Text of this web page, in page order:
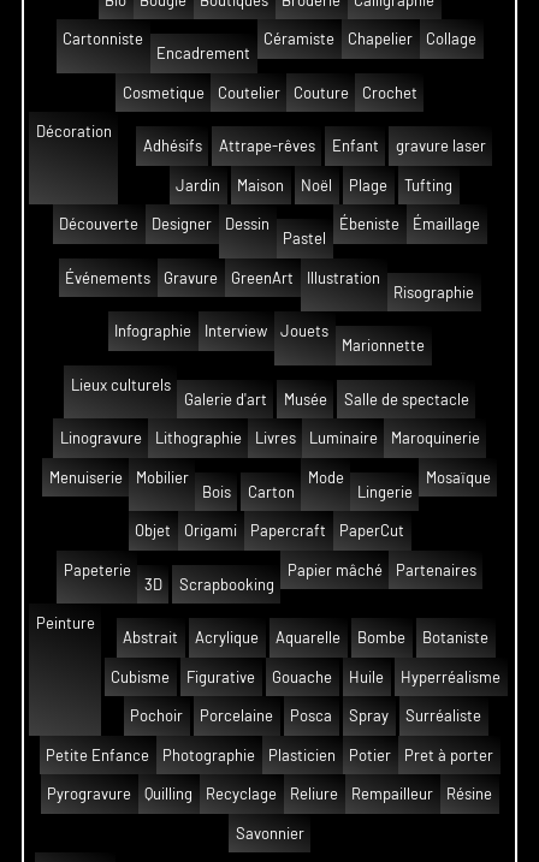
Cartonniste
Encadrement
Céramiste Chapelier Collage
Cosmetique Coutelier Couture Crochet
Décoration
Adhésifs
Attrape-rêves Enfant gravure laser
Jardin Maison Noël Plage Tufting
Découverte Designer
Dessin
Pastel
Ébeniste Émaillage
Événements Gravure GreenArt
Illustration
Risographie
Infographie Interview
Jouets
Marionnette
Lieux culturels
Galerie d'art
Musée Salle de spectacle
Linogravure Lithographie Livres Luminaire Maroquinerie
Menuiserie
Mobilier
Bois
Carton
Mode
Lingerie
Mosaïque
Objet Origami Papercraft PaperCut
Papeterie
3D
Scrapbooking
Papier mâché Partenaires
Peinture
Abstrait
Acrylique Aquarelle Bombe Botaniste
Cubisme Figurative Gouache Huile Hyperréalisme
Pochoir Porcelaine Posca Spray Surréaliste
Petite Enfance Photographie Plasticien Potier Pret à porter
Pyrogravure Quilling Recyclage Reliure Rempailleur Résine
Savonnier